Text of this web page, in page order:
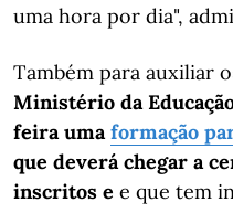
uma hora por dia",
Também para auxiliar
Ministério da
feira umaformação
que deverá chegar a
inscritos e e que tem